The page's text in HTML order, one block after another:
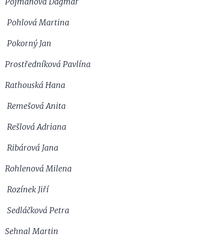
Pohlová Martina
Pokorný Jan
Prostředníková Pavlína
Rathouská Hana
Remešová Anita
Rešlová Adriana
Ribárová Jana
Rohlenová Milena
Rozínek Jiří
Sedláčková Petra
Sehnal Martin